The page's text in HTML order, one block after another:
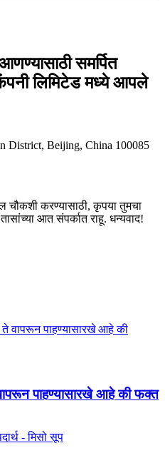
समर्पित
लिमिटेड मध्ये आपले
District, Beijing, China 100085
चौकशी करण्यासाठी, कृपया तुमचा
आत संपर्कात राहू. धन्यवाद!
पाहण्यासारखे आहे की फक्त